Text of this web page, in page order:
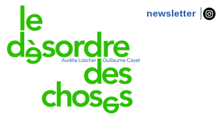
newsletter